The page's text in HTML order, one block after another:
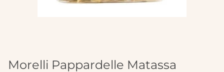
Morelli Pappardelle Matassa